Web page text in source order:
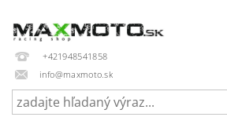
+421948541858
info@maxmoto.sk